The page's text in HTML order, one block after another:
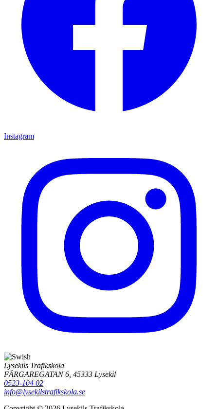
Instagram
Lysekils Trafikskola
FÄRGAREGATAN 6, 45333 Lysekil
0523-104 02
info@lysekilstrafikskola.se